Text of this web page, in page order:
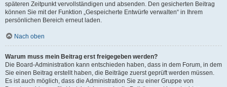
späteren Zeitpunkt vervollständigen und absenden. Den gesicherten Beitrag
können Sie mit der Funktion „Gespeicherte Entwürfe verwalten“ in Ihrem
persönlichen Bereich erneut laden.
Nach oben
Warum muss mein Beitrag erst freigegeben werden?
Die Board-Administration kann entschieden haben, dass in dem Forum, in dem
Sie einen Beitrag erstellt haben, die Beiträge zuerst geprüft werden müssen.
Es ist auch möglich, dass die Administration Sie zu einer Gruppe von